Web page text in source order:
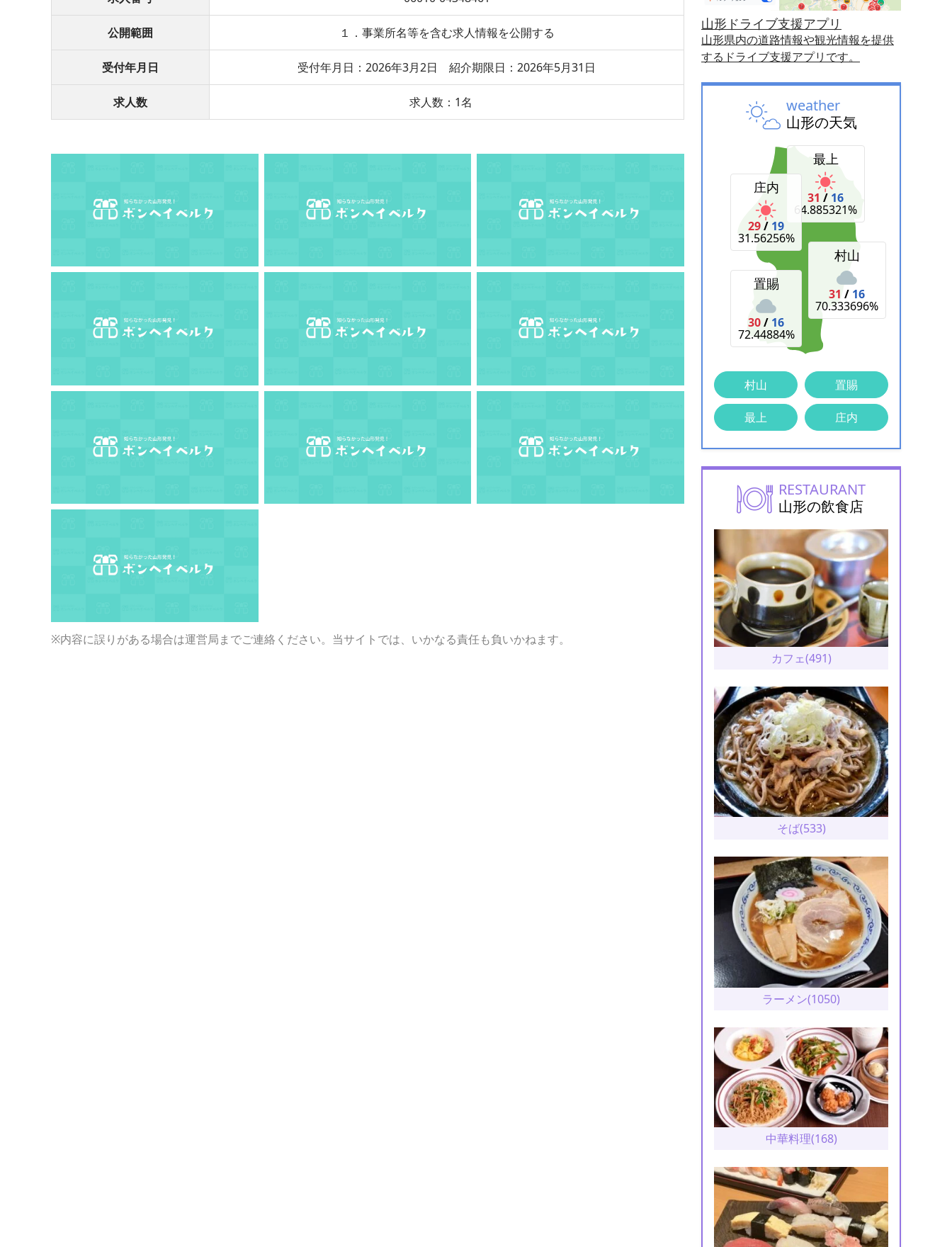
公開範囲 １．事業所名等を含む求人情報を公開する
受付年月日 受付年月日：2026年3月2日 紹介期限日：2026年5月31日
求人数 求人数：1名
※内容に誤りがある場合は運営局までご連絡ください。当サイトでは、いかなる責任も負いかねます。
山形ドライブ支援アプリ
山形県内の道路情報や観光情報を提供
するドライブ支援アプリです。
weather
山形の天気
最上
31 / 16
64.885321%
庄内
29/ 19
31.56256%
村山
31/ 16
70.333696%
置賜
30/ 16
72.44884%
村山 置賜
最上 庄内
RESTAURANT
山形の飲食店
カフェ(491)
そば(533)
ラーメン(1050)
中華料理(168)